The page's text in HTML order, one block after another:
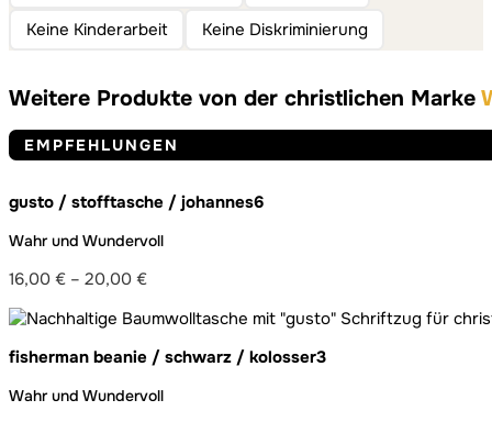
Keine Kinderarbeit
Keine Diskriminierung
Weitere Produkte von der christlichen Marke
EMPFEHLUNGEN
gusto / stofftasche / johannes6
Wahr und Wundervoll
16,00 € – 20,00 €
16,00 €
20,00 €
fisherman beanie / schwarz / kolosser3
Wahr und Wundervoll